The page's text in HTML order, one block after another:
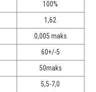
100%
1,62
0,005 maks
60+/-5
50maks
5,5-7,0